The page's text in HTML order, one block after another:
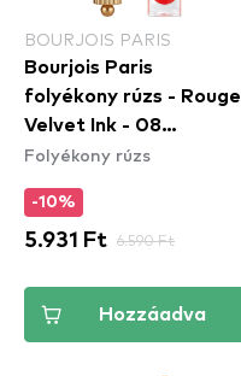
BOURJOIS PARIS
Bourjois Paris
folyékony rúzs - Rouge
Velvet Ink - 08
Coquelic'Hot
Folyékony rúzs
-10%
5.931 Ft 6.590 Ft
Hozzáadva